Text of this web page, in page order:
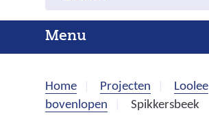
geweigerd.
o
e
k
e
MenuU
i
l
Home Projecten
Loolee
bovenlopen
Spikkersbeek